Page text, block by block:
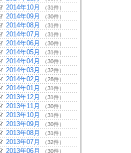
2014年10月 （31件）
2014年09月 （30件）
2014年08月 （31件）
2014年07月 （31件）
2014年06月 （30件）
2014年05月 （31件）
2014年04月 （30件）
2014年03月 （32件）
2014年02月 （28件）
2014年01月 （31件）
2013年12月 （31件）
2013年11月 （30件）
2013年10月 （31件）
2013年09月 （30件）
2013年08月 （31件）
2013年07月 （32件）
2013年06月 （30件）